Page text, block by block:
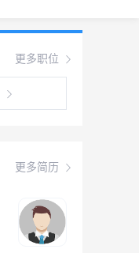
更多职位
更多简历